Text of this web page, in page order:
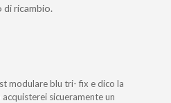
ricambio.
modulare blu tri- fix e dico la
sicueramente un